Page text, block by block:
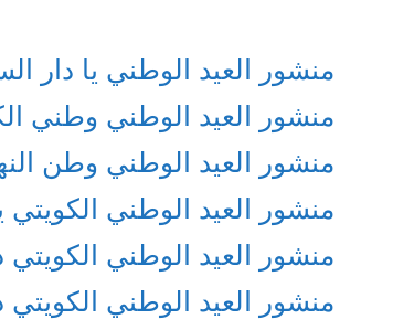
منشور العيد الوطني يا دار
منشور العيد الوطني وطني
منشور العيد الوطني وطن
منشور العيد الوطني
منشور العيد الوطني الكويتي
منشور العيد الوطني